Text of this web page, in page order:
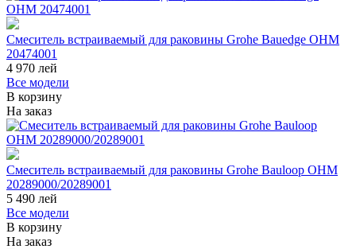
Смеситель встраиваемый для раковины Grohe Bauedge OHM
20474001
4 970 лей
Все модели
В корзину
На заказ
Смеситель встраиваемый для раковины Grohe Bauloop OHM
20289000/20289001
5 490 лей
Все модели
В корзину
На заказ